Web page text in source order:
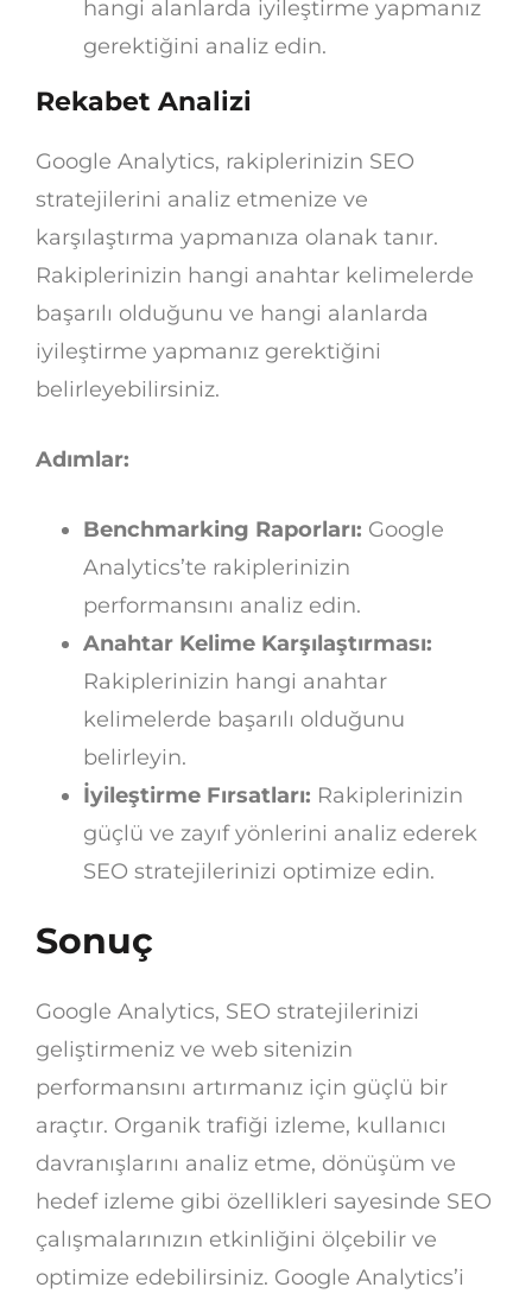
hangi alanlarda iyileştirme yapmanız
gerektiğini analiz edin.
Rekabet Analizi
Google Analytics, rakiplerinizin SEO
stratejilerini analiz etmenize ve
karşılaştırma yapmanıza olanak tanır.
Rakiplerinizin hangi anahtar kelimelerde
başarılı olduğunu ve hangi alanlarda
iyileştirme yapmanız gerektiğini
belirleyebilirsiniz.
Adımlar:
Benchmarking Raporları: Google
Analytics’te rakiplerinizin
performansını analiz edin.
Anahtar Kelime Karşılaştırması:
Rakiplerinizin hangi anahtar
kelimelerde başarılı olduğunu
belirleyin.
İyileştirme Fırsatları: Rakiplerinizin
güçlü ve zayıf yönlerini analiz ederek
SEO stratejilerinizi optimize edin.
Sonuç
Google Analytics, SEO stratejilerinizi
geliştirmeniz ve web sitenizin
performansını artırmanız için güçlü bir
araçtır. Organik trafiği izleme, kullanıcı
davranışlarını analiz etme, dönüşüm ve
hedef izleme gibi özellikleri sayesinde SEO
çalışmalarınızın etkinliğini ölçebilir ve
optimize edebilirsiniz. Google Analytics’i